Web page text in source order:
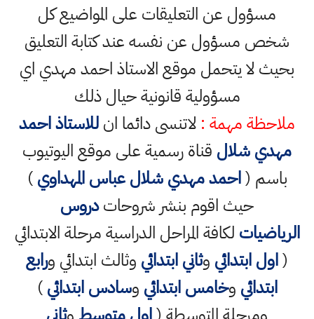
مسؤول عن التعليقات على المواضيع كل
شخص مسؤول عن نفسه عند كتابة التعليق
بحيث لا يتحمل موقع الاستاذ احمد مهدي اي
مسؤولية قانونية حيال ذلك
ملاحظة مهمة : لاتنسى دائما انللاستاذ احمد
مهدي شلال قناة رسمية على موقع اليوتيوب
باسم (احمد مهدي شلال عباس المهداوي)
حيث اقوم بنشر شروحاتدروس
الرياضيات لكافة المراحل الدراسية مرحلة الابتدائي
(اول ابتدائي وثاني ابتدائي وثالث ابتدائي ورابع
ابتدائي وخامس ابتدائي وسادس ابتدائي)